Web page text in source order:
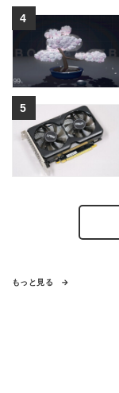
もっと見る